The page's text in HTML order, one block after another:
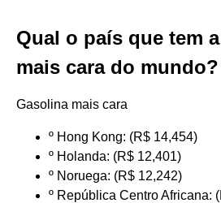
Qual o país que tem
mais cara do mundo?
Gasolina mais cara
º Hong Kong: (R$ 14,454)
º Holanda: (R$ 12,401)
º Noruega: (R$ 12,242)
º República Centro Africana: